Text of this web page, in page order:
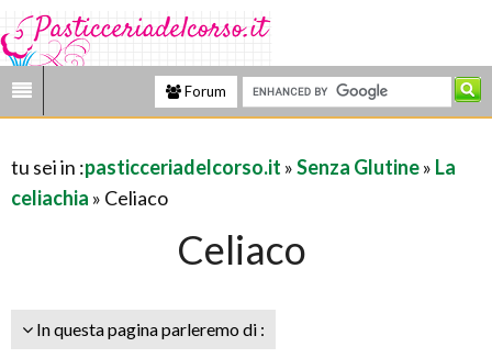
Forum
tu sei in :pasticceriadelcorso.it »Senza Glutine» La
celiachia » Celiaco
Celiaco
In questa pagina parleremo di :